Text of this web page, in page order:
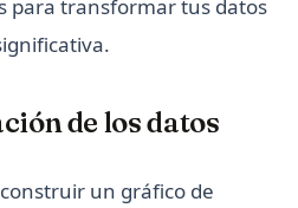
Entendiendo la declaración
para transformar tus datos
de los datos
un gráfico de